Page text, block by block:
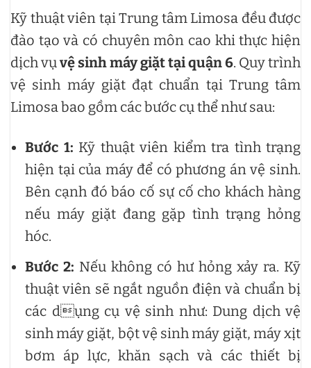
Kỹ thuật viên tại Trung tâm Limosa đều được
đào tạo và có chuyên môn cao khi thực hiện
dịch vụvệ sinh máy giặt tại quận 6. Quy trình
vệ sinh máy giặt đạt chuẩn tại Trung tâm
Limosa bao gồm các bước cụ thể như sau:
Bước 1: Kỹ thuật viên kiểm tra tình trạng
hiện tại của máy để có phương án vệ sinh.
Bên cạnh đó báo cố sự cố cho khách hàng
nếu máy giặt đang gặp tình trạng hỏng
hóc.
Bước 2: Nếu không có hư hỏng xảy ra. Kỹ
thuật viên sẽ ngắt nguồn điện và chuẩn bị
các dụng cụ vệ sinh như: Dung dịch vệ
sinh máy giặt, bột vệ sinh máy giặt, máy xịt
bơm áp lực, khăn sạch và các thiết bị